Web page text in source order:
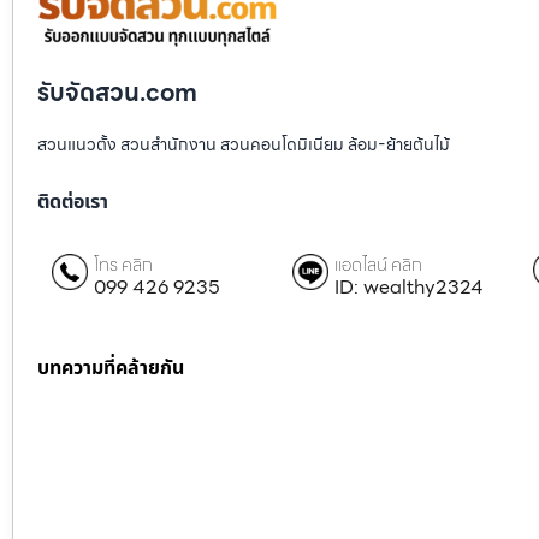
รับจัดสวน.com
สวนแนวตั้ง สวนสำนักงาน สวนคอนโดมิเนียม ล้อม-ย้ายต้นไม้
ติดต่อเรา
โทร คลิก
099 426 9235
แอดไลน์ คลิก
ID: wealthy2324
บทความที่คล้ายกัน